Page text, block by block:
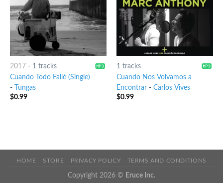
2017- 1 tracks
Cuando Todo Fallé (Single)
-
Tungas
$0.99
1 tracks
Cuando Nos Volvamos a
Encontrar- Carlos Vives
$0.99
HOME STORE PRIVACY POLICY TERMS AND CONDITIONS
Copyright 2026 © Eruce Inc.